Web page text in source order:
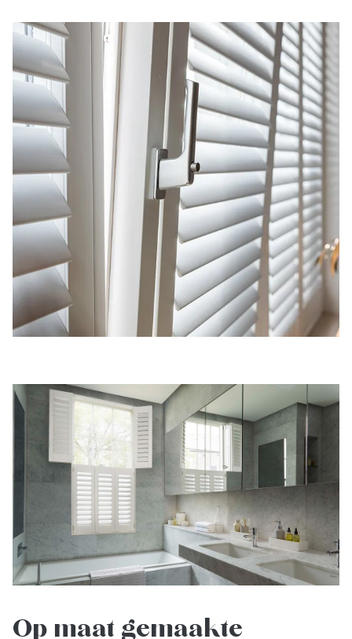
Op maat gemaakte